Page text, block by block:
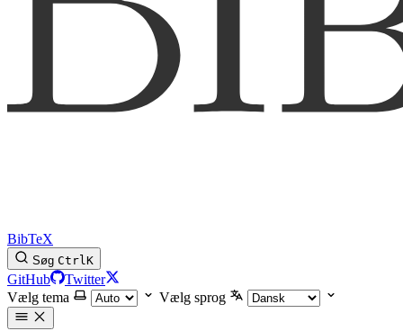
BibTeX
Søg CtrlK
GitHub
Twitter
Vælg tema
Vælg sprog